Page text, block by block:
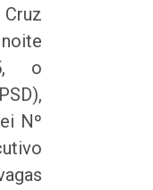
o
Nº